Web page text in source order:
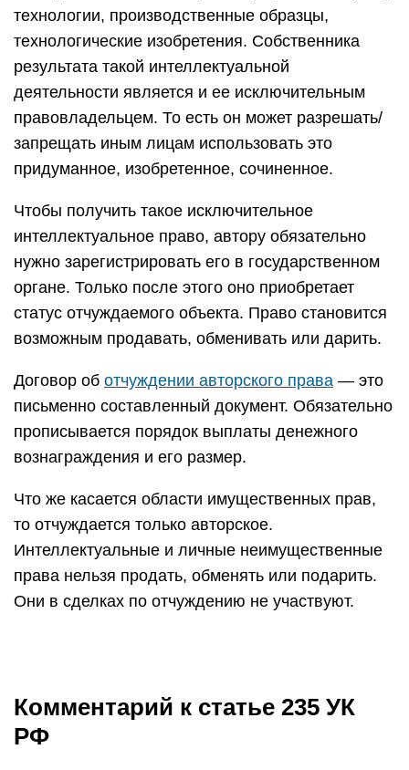
технологии, производственные образцы,
технологические изобретения. Собственника
результата такой интеллектуальной
деятельности является и ее исключительным
правовладельцем. То есть он может разрешать/
запрещать иным лицам использовать это
придуманное, изобретенное, сочиненное.
Чтобы получить такое исключительное
интеллектуальное право, автору обязательно
нужно зарегистрировать его в государственном
органе. Только после этого оно приобретает
статус отчуждаемого объекта. Право становится
возможным продавать, обменивать или дарить.
Договор об отчуждении авторского права — это
письменно составленный документ. Обязательно
прописывается порядок выплаты денежного
вознаграждения и его размер.
Что же касается области имущественных прав,
то отчуждается только авторское.
Интеллектуальные и личные неимущественные
права нельзя продать, обменять или подарить.
Они в сделках по отчуждению не участвуют.
Комментарий к статье 235 УК
РФ